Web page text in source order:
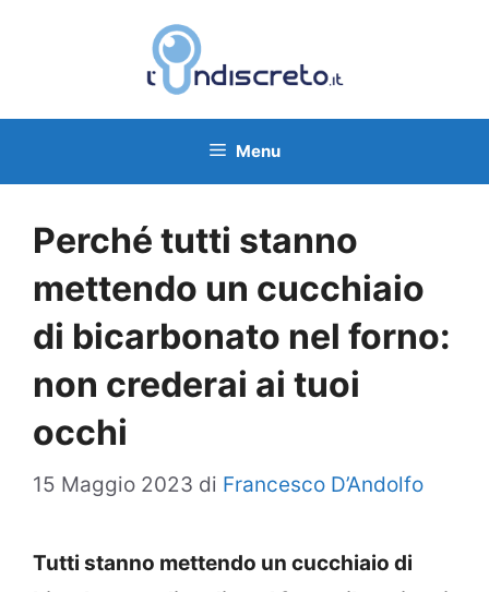
Menu
Perché tutti stanno
mettendo un cucchiaio
di bicarbonato nel forno:
non crederai ai tuoi
occhi
15 Maggio 2023 di Francesco D’Andolfo
Tutti stanno mettendo un cucchiaio di